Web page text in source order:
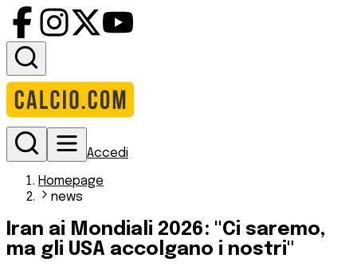
Accedi
Homepage
news
Iran ai Mondiali 2026: "Ci saremo,
ma gli USA accolgano i nostri"